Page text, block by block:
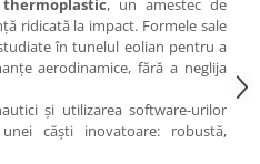
thermoplastic, un amestec de
ridicată la impact. Formele sale
în tunelul eolian pentru a
aerodinamice, fără a neglija
și utilizarea software-urilor
căști inovatoare: robustă,